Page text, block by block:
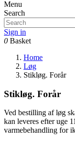
Menu
Search
Sign in
0 Basket
Home
Løg
Stikløg. Forår
Stikløg. Forår
Ved bestilling af løg
kan leveres efter uge
varmebehandling for